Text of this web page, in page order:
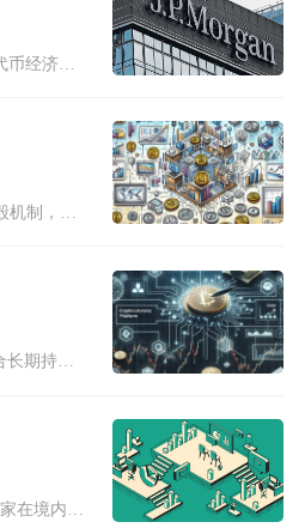
综合项目落地、技术架构、代币经济与市场现状来看，AERGO币依托成熟企业级区块链赛道具备底
截至2026年4月，币圈OTC商家在境内已完全不能做，不仅不存在任何合规空间，且正面临史上